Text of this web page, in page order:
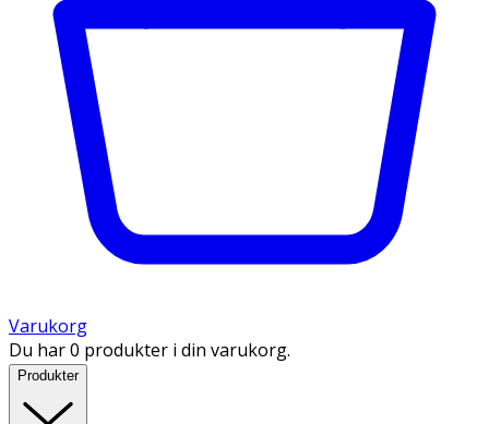
Varukorg
Du har 0 produkter i din varukorg.
Produkter